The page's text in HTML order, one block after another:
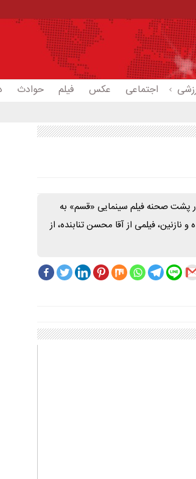
اجتماعی عکس فیلم حوادث
پشت صحنه فیلم سینمایی «قسم» به
نازنین، فیلمی از آقا محسن تنابنده، از